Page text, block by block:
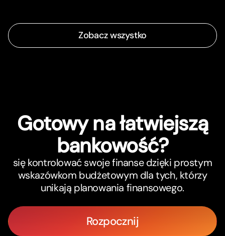
Zobacz wszystko
Gotowy na łatwiejszą
bankowość?
się kontrolować swoje finanse dzięki prostym
wskazówkom budżetowym dla tych, którzy
unikają planowania finansowego.
Rozpocznij